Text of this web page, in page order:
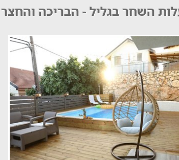
השחר בגליל - הבריכה